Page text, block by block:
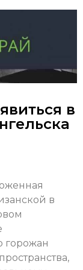
в
в
горожан